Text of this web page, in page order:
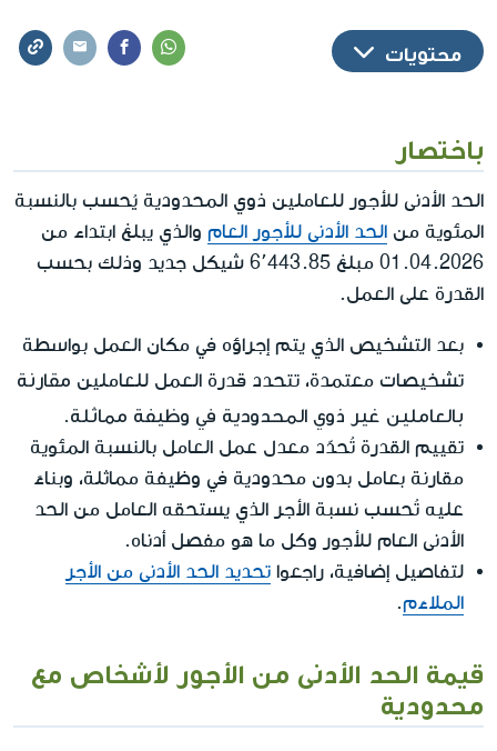
محتويات
باختصار
الحد الأدنى للأجور للعاملين ذوي المحدودية يُحسب بالنسبة
المئوية من الحد الأدنى للأجور العام والذي يبلغ ابتداء من
01.04.2026 مبلغ 6٬443.85 شيكل جديد وذلك بحسب
القدرة على العمل.
بعد التشخيص الذي يتم إجراؤه في مكان العمل بواسطة
تشخيصات معتمدة، تتحدد قدرة العمل للعاملين مقارنة
بالعاملين غير ذوي المحدودية في وظيفة مماثلة.
تقييم القدرة تُحدّد معدل عمل العامل بالنسبة المئوية
مقارنة بعامل بدون محدودية في وظيفة مماثلة، وبناءً
عليه تُحسب نسبة الأجر الذي يستحقه العامل من الحد
الأدنى العام للأجور وكل ما هو مفصل أدناه.
لتفاصيل إضافية، راجعوا تحديد الحد الأدنى من الأجر
الملاءَم.
قيمة الحد الأدنى من الأجور لأشخاص مع
محدودية